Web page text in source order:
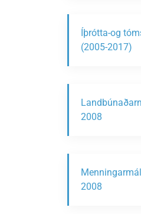
Íþrótta-og
(2005-2017)
2008
2008